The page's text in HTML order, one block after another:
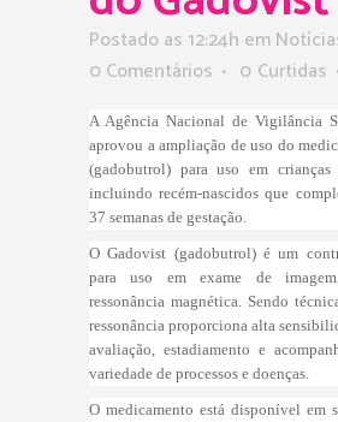
Postado as 12:24h em
0 Comentários
0 Curtidas
A Agência Nacional de Vigilância
aprovou a ampliação de uso do
(gadobutrol) para uso em
incluindo recém-nascidos que
37 semanas de gestação.
O Gadovist (gadobutrol) é um
para uso em exame de
ressonância magnética. Sendo
ressonância proporciona alta
avaliação, estadiamento e
variedade de processos e doenças.
O medicamento está disponível em